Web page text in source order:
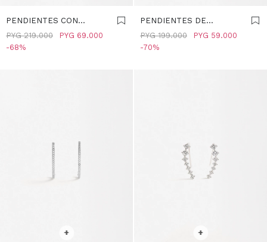
PENDIENTES CON
CIRCONITAS - PLATA DE
LEY 925 - PLATEADO
PYG 69.000
PYG 219.000
68
PENDIENTES DE
ESTRELLAS - PLATA DE
LEY 925 - PLATEADO
PYG 59.000
PYG 199.000
70
+ +